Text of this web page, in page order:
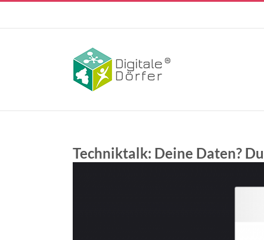
to
Techniktalk: Deine Daten?